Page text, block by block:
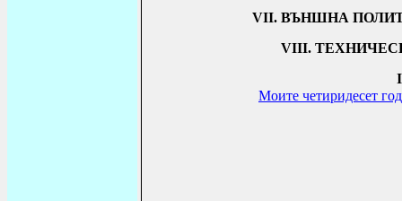
VІІ. ВЪНШНА
VІІІ.
Моите четиридесет